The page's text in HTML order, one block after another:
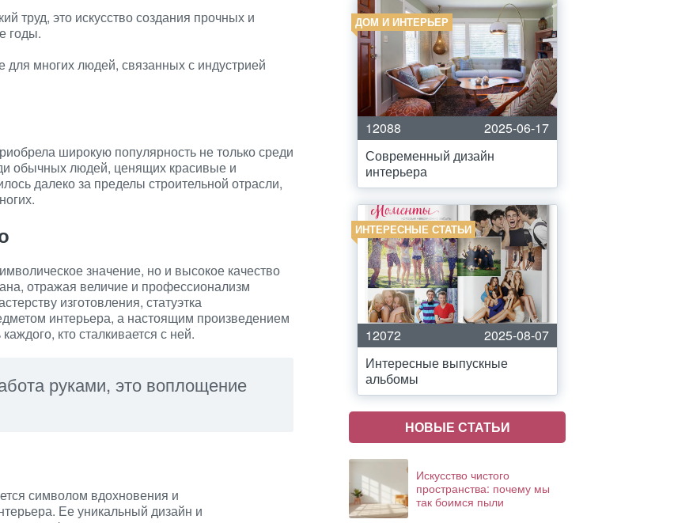
труд, это искусство создания прочных и
годы.
для многих людей, связанных с индустрией
широкую популярность не только среди
обычных людей, ценящих красивые и
далеко за пределы строительной отрасли,
значение, но и высокое качество
отражая величие и профессионализм
изготовления, статуэтка
интерьера, а настоящим произведением
кто сталкивается с ней.
руками, это воплощение
символом вдохновения и
Ее уникальный дизайн и
ДОМ И ИНТЕРЬЕР
12088
2025-06-17
Современный дизайн
интерьера
ИНТЕРЕСНЫЕ СТАТЬИ
12072
2025-08-07
Интересные выпускные
альбомы
НОВЫЕ СТАТЬИ
Искусство чистого
пространства: почему мы
так боимся пыли